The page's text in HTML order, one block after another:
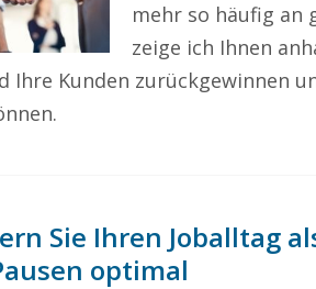
mehr so häufig an
zeige ich Ihnen
Ihre Kunden zurückgewinnen
Sie Ihren Joballtag
optimal